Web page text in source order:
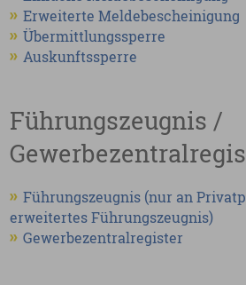
Erweiterte Meldebescheinigung
Übermittlungssperre
Auskunftssperre
Führungszeugnis /
Führungszeugnis (nur an
erweitertes Führungszeugnis)
Gewerbezentralregister